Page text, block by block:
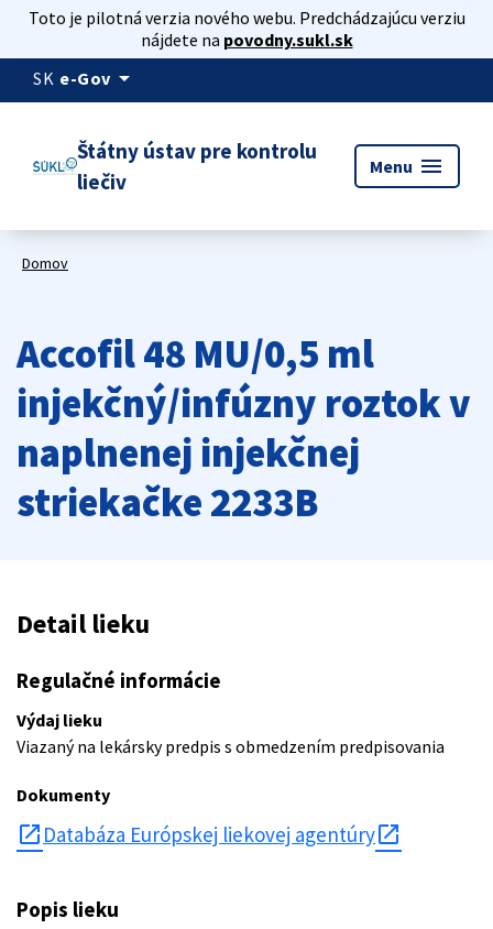
Toto je pilotná verzia nového webu. Predchádzajúcu verziu
nájdete na povodny.sukl.sk
SK e-Gov arrow_drop_down
Štátny ústav pre kontrolu
liečiv
Menu menu
Domov
Accofil 48 MU/0,5 ml
injekčný/infúzny roztok v
naplnenej injekčnej
striekačke 2233B
Detail lieku
Regulačné informácie
Výdaj lieku
Viazaný na lekársky predpis s obmedzením predpisovania
Dokumenty
open_in_new Databáza Európskej liekovej agentúry
Popis lieku